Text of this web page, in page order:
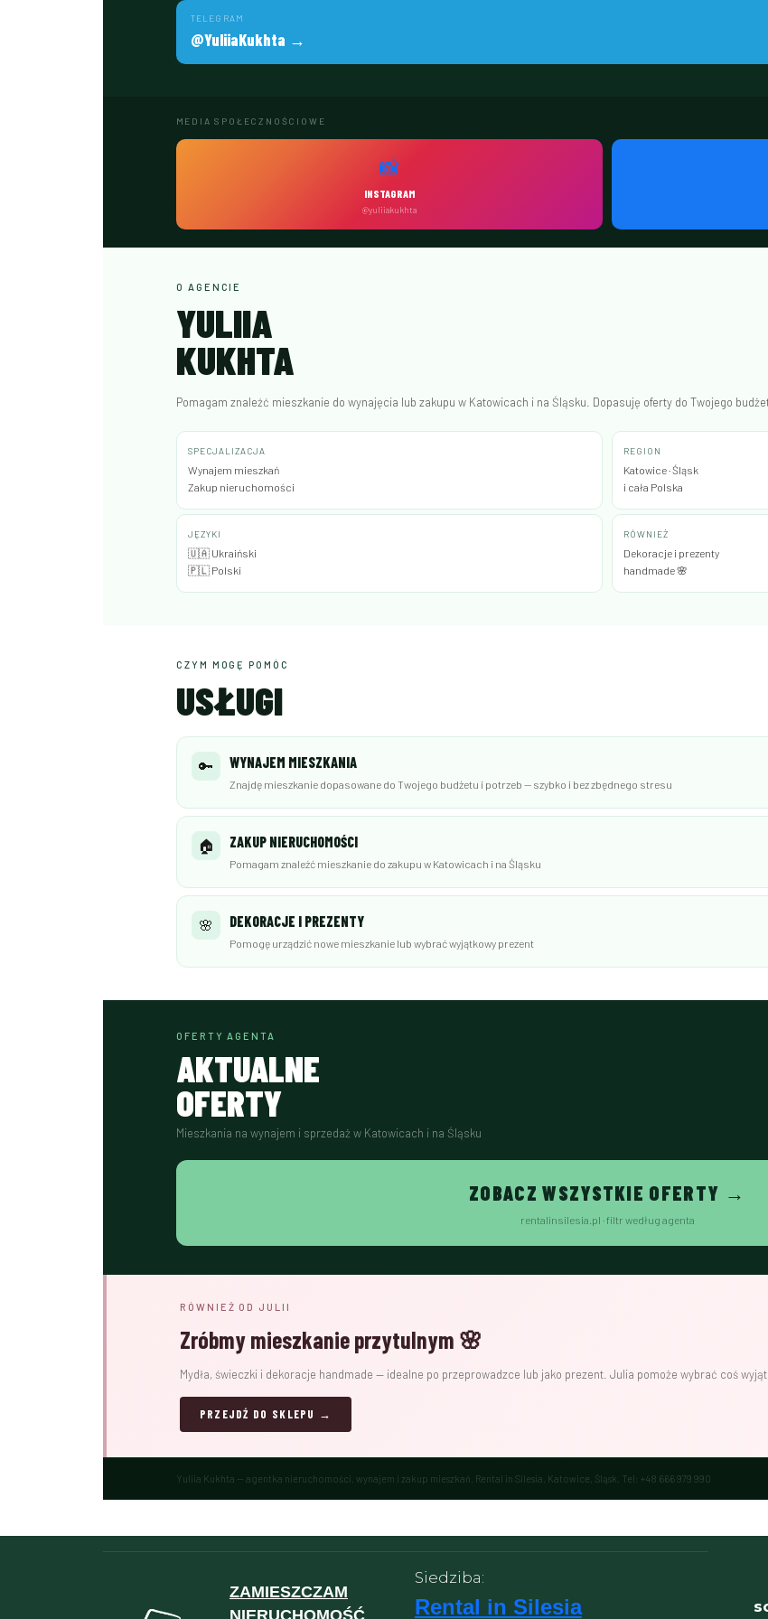
TELEGRAM
@YuliiaKukhta →
MEDIA SPOŁECZNOŚCIOWE
📸
INSTAGRAM
@yuliiakukhta
O AGENCIE
YULIIA
KUKHTA
Pomagam znaleźć mieszkanie do wynajęcia lub zakupu w Katowicach i na Śląsku. Dopasuję oferty do Twojego
SPECJALIZACJA
Wynajem mieszkań
Zakup nieruchomości
REGION
Katowice · Śląsk
i cała Polska
JĘZYKI
🇺🇦 Ukraiński
🇵🇱 Polski
RÓWNIEŻ
Dekoracje i prezenty
handmade 🌸
CZYM MOGĘ POMÓC
USŁUGI
🔑 WYNAJEM MIESZKANIA
Znajdę mieszkanie dopasowane do Twojego budżetu i potrzeb — szybko i bez zbędnego stresu
🏠 ZAKUP NIERUCHOMOŚCI
Pomagam znaleźć mieszkanie do zakupu w Katowicach i na Śląsku
🌸 DEKORACJE I PREZENTY
Pomogę urządzić nowe mieszkanie lub wybrać wyjątkowy prezent
OFERTY AGENTA
AKTUALNE
OFERTY
Mieszkania na wynajem i sprzedaż w Katowicach i na Śląsku
ZOBACZ WSZYSTKIE OFERTY →
rentalinsilesia.pl · filtr według agenta
RÓWNIEŻ OD JULII
Zróbmy mieszkanie przytulnym 🌸
Mydła, świeczki i dekoracje handmade — idealne po przeprowadzce lub jako prezent. Julia pomoże wybrać coś
PRZEJDŹ DO SKLEPU →
Yuliia Kukhta — agentka nieruchomości, wynajem i zakup mieszkań, Rental in Silesia, Katowice, Śląsk. Tel: +48 666 979 990
ZAMIESZCZAM
NIERUCHOMOŚĆ
Siedziba:
Rental in Silesia